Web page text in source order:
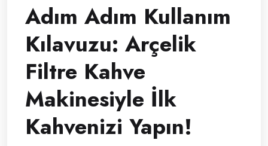
Adım Adım Kullanım
Kılavuzu: Arçelik
Filtre Kahve
Makinesiyle İlk
Kahvenizi Yapın!